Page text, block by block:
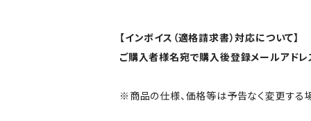
【インボイス（適格請求書）対応について】
ご購入者様名宛で購入後登録メールアドレ
※商品の仕様、価格等は予告なく変更する